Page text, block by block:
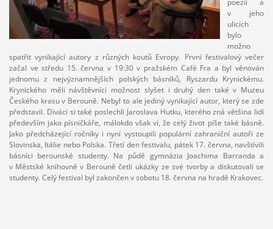
v jeho
ulicích
bylo
možno
spatřit vynikající autory z různých koutů Evropy. První festivalový večer
začal ve středu 15. června v 19:30 v pražském Café Fra a byl věnován
jednomu z nejvýznamnějších polských básníků, Ryszardu Krynickému.
Krynického měli návštěvníci možnost slyšet i druhý den také v Muzeu
Českého krasu v Berouně. Nebyl to ale jediný vynikající autor, který se zde
představil. Diváci si také poslechli Jaroslava Hutku, kterého zná většina lidí
především jako písničkáře, málokdo však ví, že celý život píše také básně.
Jako předcházející ročníky i nyní vystoupili populární zahraniční autoři ze
Slovinska, Itálie nebo Polska. Třetí den festivalu, pátek 17. června, navštívili
básníci berounské studenty. Na půdě gymnázia Joachima Barranda a
v Městské knihovně v Berouně četli ukázky ze své tvorby a diskutovali se
studenty. Celý festival byl zakončen v sobotu 18. června na hradě Krakovec.